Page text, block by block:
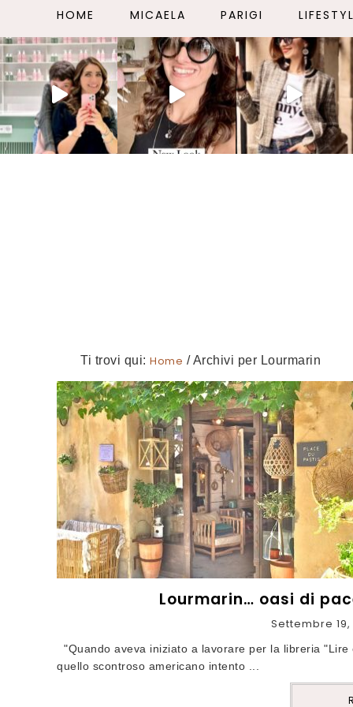
HOME MICAELA PARIGI
Ti trovi qui: Home /Archivi per Lourmarin
Lourmarin… oasi di
Settembre 19,
"Quando aveva iniziato a lavorare per la libreria
quello scontroso americano intento ...